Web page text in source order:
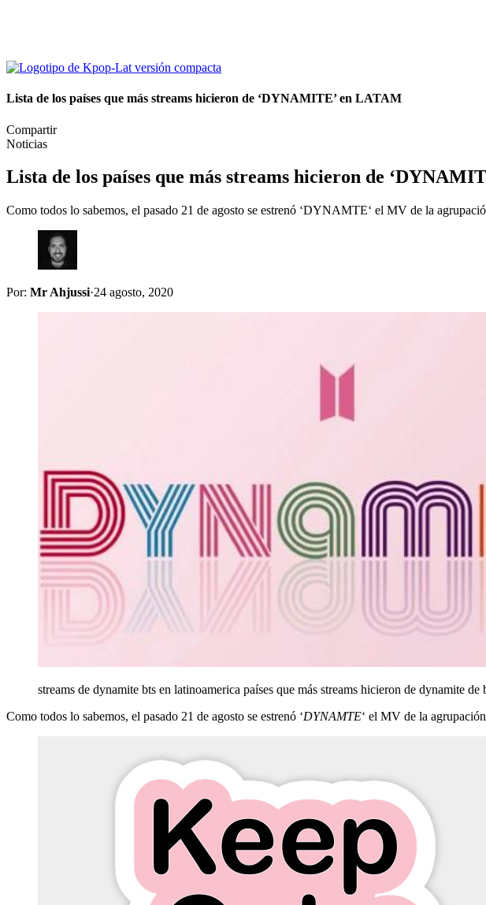
Lista de los países que más streams hicieron de ‘DYNAMITE’ en LATAM
Compartir
Noticias
Lista de los países que más streams hicieron de
Como todos lo sabemos, el pasado 21 de agosto se estrenó ‘DYNAMTE‘ el MV de la
Por: Mr Ahjussi·24 agosto, 2020
streams de dynamite bts en latinoamerica países que más streams hicieron de dynamite de
Como todos lo sabemos, el pasado 21 de agosto se estrenó ‘DYNAMTE‘ el MV de la